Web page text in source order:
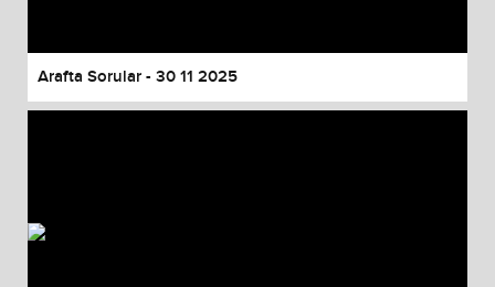
Arafta Sorular - 30 11 2025